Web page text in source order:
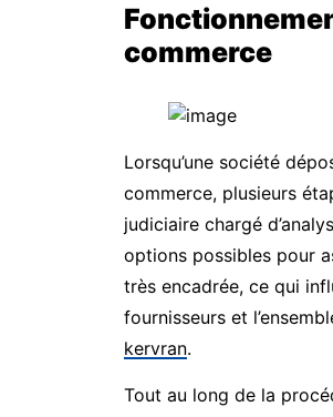
commerce
Lorsqu’une société
commerce, plusieurs
judiciaire chargé
options possibles pour
très encadrée, ce qui
fournisseurs et
kervran.
Tout au long de la